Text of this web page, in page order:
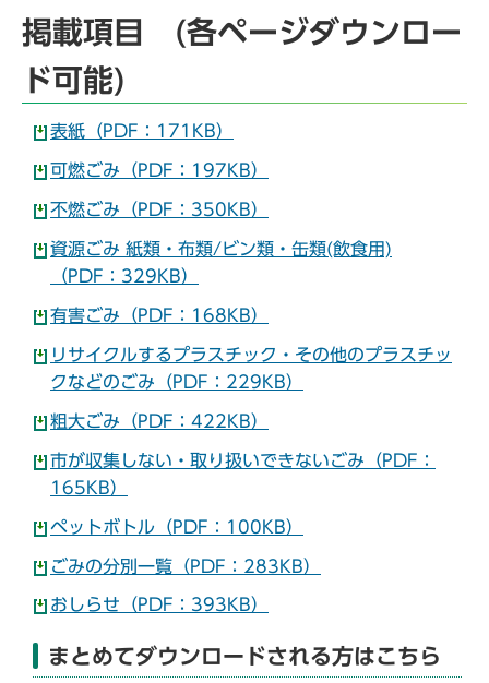
掲載項目 (各ページダウンロー
ド可能)
表紙（PDF：171KB）
可燃ごみ（PDF：197KB）
不燃ごみ（PDF：350KB）
資源ごみ 紙類・布類/ビン類・缶類(飲食用)
（PDF：329KB）
有害ごみ（PDF：168KB）
リサイクルするプラスチック・その他のプラスチッ
クなどのごみ（PDF：229KB）
粗大ごみ（PDF：422KB）
市が収集しない・取り扱いできないごみ（PDF：
165KB）
ペットボトル（PDF：100KB）
ごみの分別一覧（PDF：283KB）
おしらせ（PDF：393KB）
まとめてダウンロードされる方はこちら